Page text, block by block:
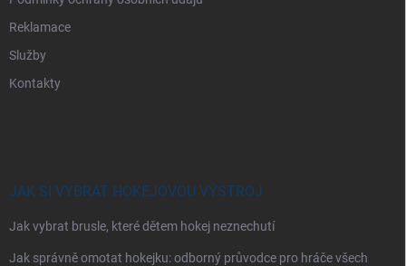
Reklamace
Služby
Kontakty
JAK SI VYBRAT HOKEJOVOU VÝSTROJ
Jak vybrat brusle, které dětem hokej neznechutí
Jak správně omotat hokejku: odborný průvodce pro hráče všech